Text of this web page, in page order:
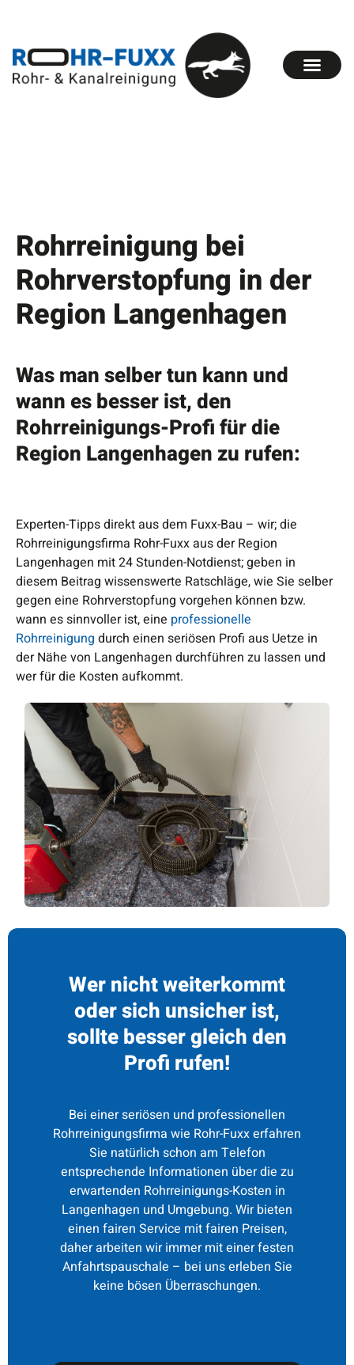
Rohrreinigung bei
Rohrverstopfung in der
Region Langenhagen
Was man selber tun kann und
wann es besser ist, den
Rohrreinigungs-Profi für die
Region Langenhagen zu rufen:
Experten-Tipps direkt aus dem Fuxx-Bau – wir; die
Rohrreinigungsfirma Rohr-Fuxx aus der Region
Langenhagen mit 24 Stunden-Notdienst; geben in
diesem Beitrag wissenswerte Ratschläge, wie Sie selber
gegen eine Rohrverstopfung vorgehen können bzw.
wann es sinnvoller ist, eine professionelle
Rohrreinigung durch einen seriösen Profi aus Uetze in
der Nähe von Langenhagen durchführen zu lassen und
wer für die Kosten aufkommt.
Wer nicht weiterkommt
oder sich unsicher ist,
sollte besser gleich den
Profi rufen!
Bei einer seriösen und professionellen
Rohrreinigungsfirma wie Rohr-Fuxx erfahren
Sie natürlich schon am Telefon
entsprechende Informationen über die zu
erwartenden Rohrreinigungs-Kosten in
Langenhagen und Umgebung. Wir bieten
einen fairen Service mit fairen Preisen,
daher arbeiten wir immer mit einer festen
Anfahrtspauschale – bei uns erleben Sie
keine bösen Überraschungen.